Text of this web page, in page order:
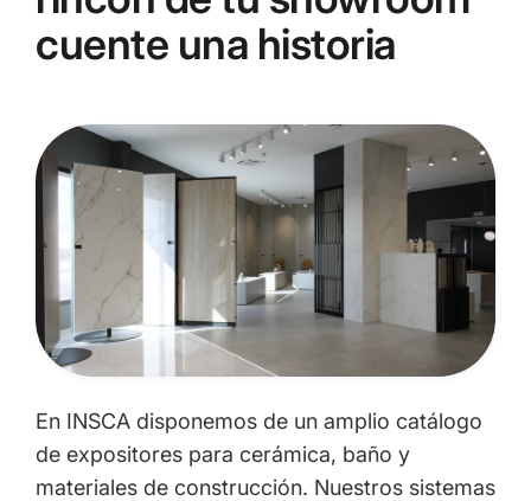
cuente una historia
En INSCA disponemos de un amplio catálogo
de expositores para cerámica, baño y
materiales de construcción. Nuestros sistemas